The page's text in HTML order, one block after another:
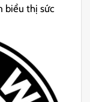
biểu thị sức